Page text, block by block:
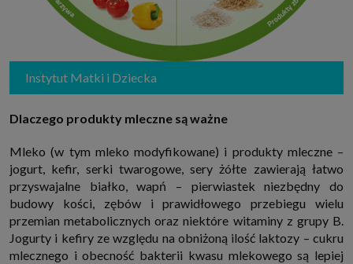
osobowych w celu personalizowania treści i reklam oraz analizowania
ruchu na stronach, aplikacjach i w Internecie. W ten sposób technologię tę
wykorzystują również podmioty z Grupy SAGIER oraz nasi Zaufani
Partnerzy, którzy także chcą dopasowywać reklamy do Twoich preferencji.
Cookies to dane informatyczne zapisywane w plikach i przechowywane na
które przeglądarka wysyła do serwera przy każdorazowym wejściu na
pod tym linkiem
. Pod tym linkiem znajdziesz także informację
o tym jak zmienić ustawienia przeglądarki, aby ograniczyć lub wyłączyć
urządzenia.
Twoje uprawnienia
Przysługują Ci następujące uprawnienia wobec Twoich danych i ich
przetwarzania przez nas, inne podmioty z Grupy SAGIER i Zaufanych
Partnerów:
1. Jeśli udzieliłeś zgody na przetwarzanie danych możesz ją w każdej
chwili wycofać (cofnięcie zgody oczywiście nie uchyli zgodności z prawem
przetwarzania już dokonanego na jej podstawie);
Instytut Matki i Dziecka
Dlaczego produkty mleczne są ważne
Mleko (w tym mleko modyfikowane) i produkty mleczne –
jogurt, kefir, serki twarogowe, sery żółte zawierają łatwo
przyswajalne białko, wapń – pierwiastek niezbędny do
budowy kości, zębów i prawidłowego przebiegu wielu
przemian metabolicznych oraz niektóre witaminy z grupy B.
Jogurty i kefiry ze względu na obniżoną ilość laktozy – cukru
mlecznego i obecność bakterii kwasu mlekowego są lepiej